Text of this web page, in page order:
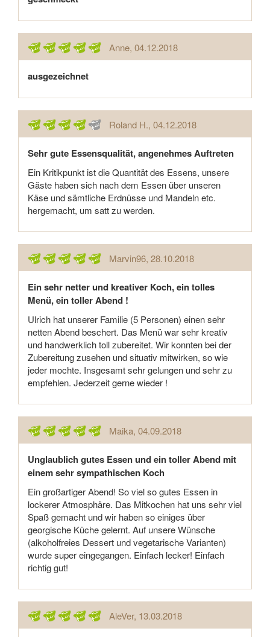
Anne, 04.12.2018
ausgezeichnet
Roland H., 04.12.2018
Sehr gute Essensqualität, angenehmes Auftreten
Ein Kritikpunkt ist die Quantität des Essens, unsere
Gäste haben sich nach dem Essen über unseren
Käse und sämtliche Erdnüsse und Mandeln etc.
hergemacht, um satt zu werden.
Marvin96, 28.10.2018
Ein sehr netter und kreativer Koch, ein tolles
Menü, ein toller Abend !
Ulrich hat unserer Familie (5 Personen) einen sehr
netten Abend beschert. Das Menü war sehr kreativ
und handwerklich toll zubereitet. Wir konnten bei der
Zubereitung zusehen und situativ mitwirken, so wie
jeder mochte. Insgesamt sehr gelungen und sehr zu
empfehlen. Jederzeit gerne wieder !
Maika, 04.09.2018
Unglaublich gutes Essen und ein toller Abend mit
einem sehr sympathischen Koch
Ein großartiger Abend! So viel so gutes Essen in
lockerer Atmosphäre. Das Mitkochen hat uns sehr viel
Spaß gemacht und wir haben so einiges über
georgische Küche gelernt. Auf unsere Wünsche
(alkoholfreies Dessert und vegetarische Varianten)
wurde super eingegangen. Einfach lecker! Einfach
richtig gut!
AleVer, 13.03.2018